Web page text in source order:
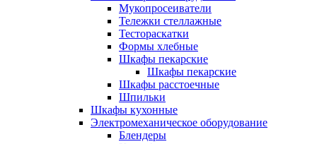
Мукопросеиватели
Тележки стеллажные
Тестораскатки
Формы хлебные
Шкафы пекарские
Шкафы пекарские
Шкафы расстоечные
Шпильки
Шкафы кухонные
Электромеханическое оборудование
Блендеры